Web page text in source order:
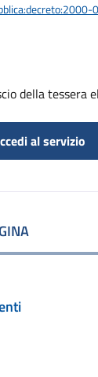
della tessera
al servizio